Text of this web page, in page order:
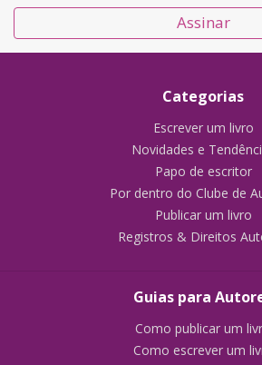
Assinar
Categorias
Escrever um livro
Novidades e
Papo de escritor
Por dentro do Clube de
Publicar um livro
Registros & Direitos
Guias para
Como publicar um
Como escrever um